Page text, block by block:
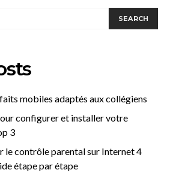
SEARCH
mobiles adaptés aux collégiens
configurer et installer votre
3
le contrôle parental sur Internet 4
étape par étape